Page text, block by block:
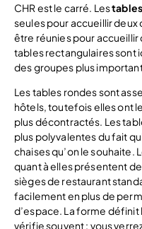
CHR est le carré. Les
seules pour accueillir
être réunies pour
tables rectangulaires sont
des groupes plus
Les tables rondes sont
hôtels, toutefois elles ont
plus décontractés. Les
plus polyvalentes du fait
chaises qu’on le souhaite.
quant à elles présentent
sièges de restaurant
facilement en plus de
d’espace. La forme définit
vérifie souvent : vous